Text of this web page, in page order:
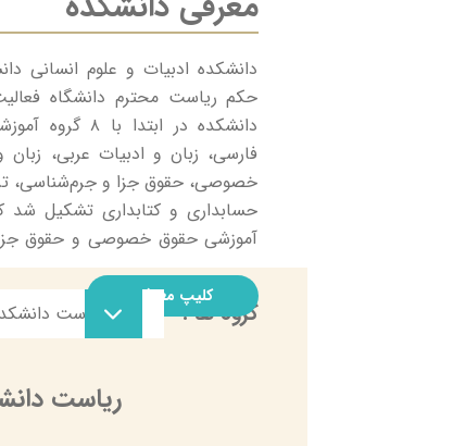
حكم ریاست محترم دانشگاه
دانشكده در
فارسی، زبان و ادبیات عربی،
خصوصی، حقوق جزا و جرم‌شناسی،
آموزشی حقوق خصوصی و حقوق
دانشكده حقوق به طور مستقل كار
کلیپ معرفی
گروه ها : حوزه ریاست
روان‌شناسی
علم اطلاعات و
علوم ورزشی
ریاست